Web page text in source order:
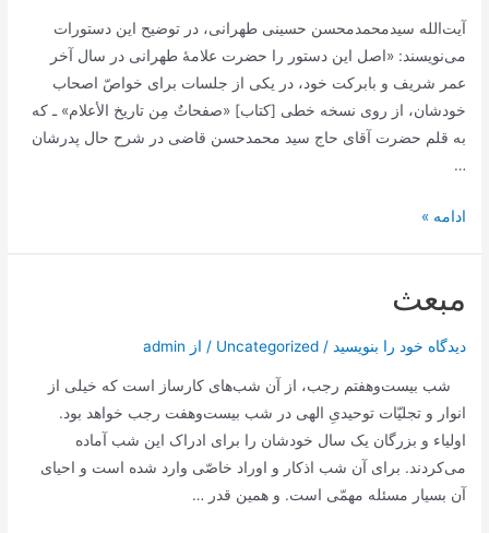
السلام
(اللهم
انی
اسئلک
بمعانی
جمیع
)
آیت‌الله سیدمحمدمحسن حسینی طهرانی، در توضیح این دستورات
می‌نویسند: «اصل این دستور را حضرت علامۀ طهرانی در سال آخر
عمر شریف و بابرکت خود، در یکی از جلسات برای خواصّ اصحاب
خودشان، از روی نسخه خطی [کتاب] «صفحاتٌ مِن تاریخ الأعلام» ـ که
به قلم حضرت آقای حاج سید محمدحسن قاضی در شرح حال پدرشان
…
دستورات
قاضی
ماه‌های
رجب
و
شعبان
رمضان
ادامه »
مبعث
دیدگاه‌ خود را بنویسید /
Uncategorized / از admin
شب بیست‌وهفتم رجب، از آن شب‌هاى کارساز است که خیلى از
انوار و تجلیّات توحیدىِ الهى در شب بیست‌وهفت رجب خواهد بود.
اولیاء و بزرگان یک سال خودشان را براى ادراک این شب آماده
مى‌کردند. برای آن شب اذکار و اوراد خاصّى وارد شده است و احیای
آن بسیار مسئله مهمّى است. و همین قدر …